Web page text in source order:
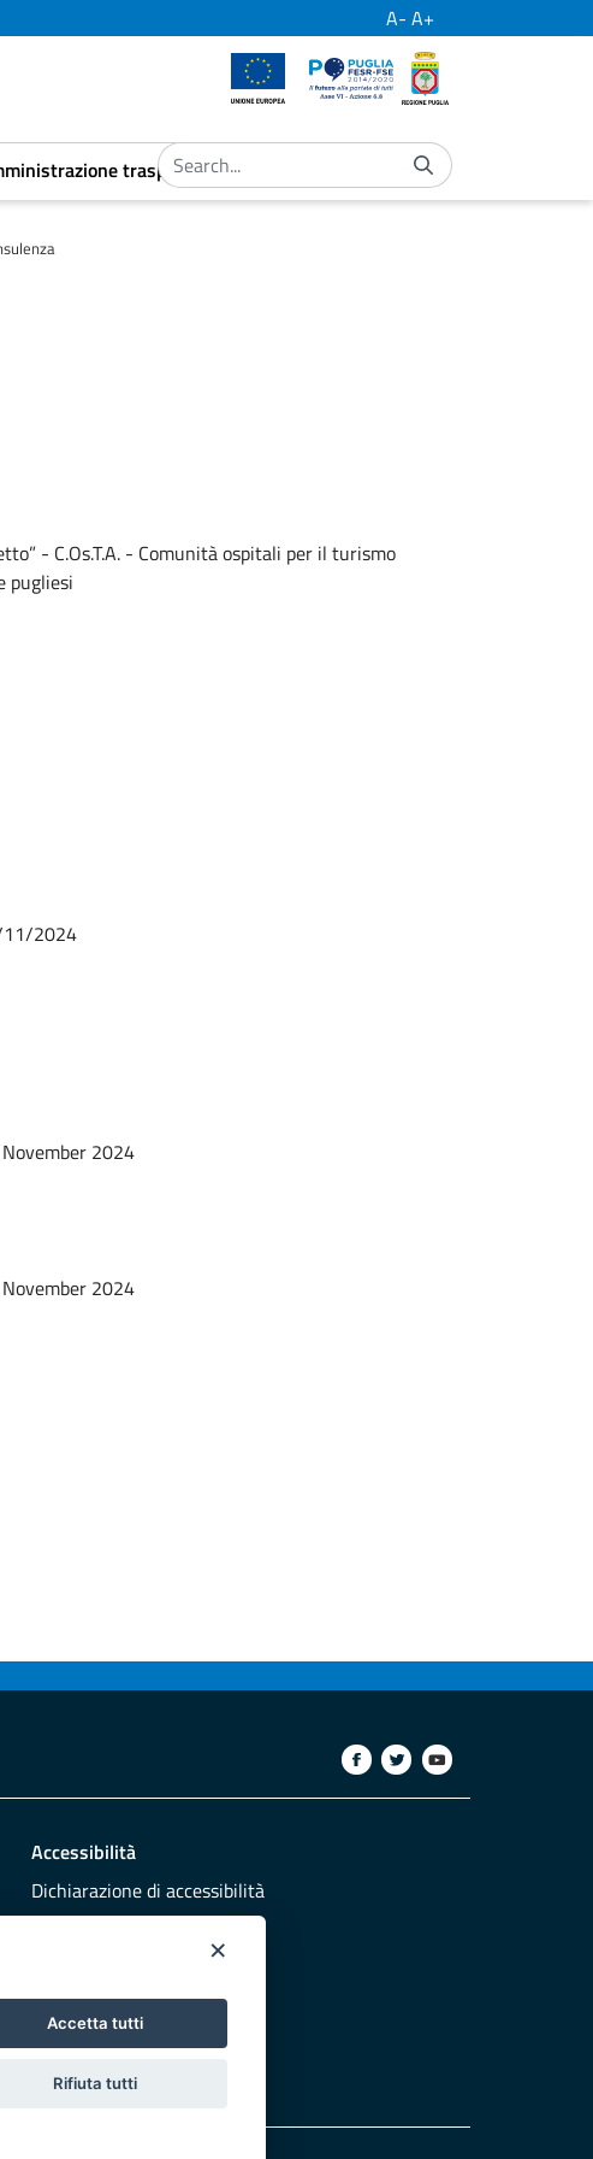
×
Accetta tutti
Rifiuta tutti
A- A+
European UnionPor Puglia
trasparente
aret.open.submenu
- C.Os.T.A. - Comunità ospitali per il turismo
pugliesi
2024
2024
2024
Accessibilità
Dichiarazione di accessibilità
Responsabili pubblicazione